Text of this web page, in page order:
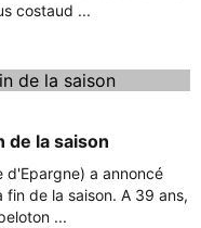
costaud ...
de la saison
d'Epargne) a annoncé
de la saison. A 39 ans,
...